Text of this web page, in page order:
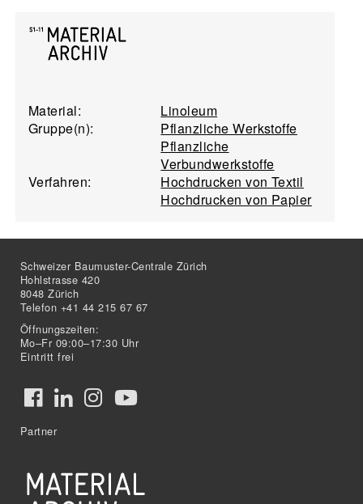
Material:
Linoleum
Gruppe(n):
Pflanzliche Werkstoffe
Pflanzliche
Verbundwerkstoffe
Verfahren:
Hochdrucken von Textil
Hochdrucken von Papier
Schweizer Baumuster-Centrale Zürich
Hohlstrasse 420
8048 Zürich
Telefon +41 44 215 67 67
Öffnungszeiten:
Mo–Fr 09:00–17:30 Uhr
Eintritt frei
Partner